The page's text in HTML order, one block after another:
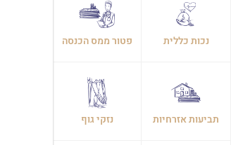
נכות כללית פטור ממס הכנסה
תביעות אזרחיות נזקי גוף